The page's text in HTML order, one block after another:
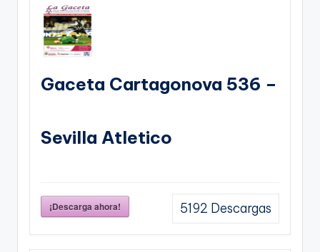
Gaceta Cartagonova 536 –
Sevilla Atletico
¡Descarga ahora! 5192 Descargas